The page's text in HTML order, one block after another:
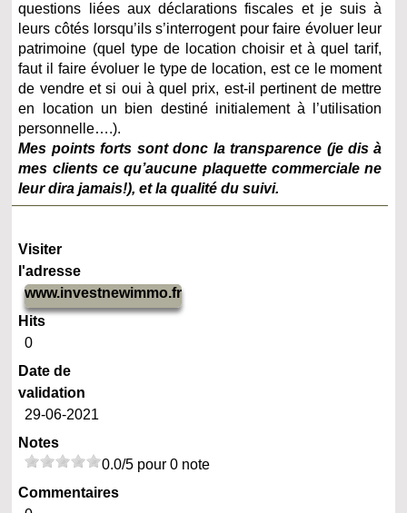
questions liées aux déclarations fiscales et je suis à
leurs côtés lorsqu’ils s’interrogent pour faire évoluer leur
patrimoine (quel type de location choisir et à quel tarif,
faut il faire évoluer le type de location, est ce le moment
de vendre et si oui à quel prix, est-il pertinent de mettre
en location un bien destiné initialement à l’utilisation
personnelle….).
Mes points forts sont donc la transparence (je dis à
mes clients ce qu’aucune plaquette commerciale ne
leur dira jamais!), et la qualité du suivi.
Visiter
l'adresse
www.investnewimmo.fr
Hits
0
Date de
validation
29-06-2021
Notes
0.0/5 pour 0 note
Commentaires